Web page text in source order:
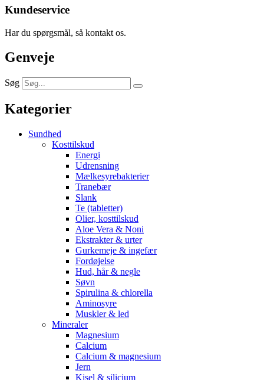
Kundeservice
Har du spørgsmål, så kontakt os.
Genveje
Søg
Kategorier
Sundhed
Kosttilskud
Energi
Udrensning
Mælkesyrebakterier
Tranebær
Slank
Te (tabletter)
Olier, kosttilskud
Aloe Vera & Noni
Ekstrakter & urter
Gurkemeje & ingefær
Fordøjelse
Hud, hår & negle
Søvn
Spirulina & chlorella
Aminosyre
Muskler & led
Mineraler
Magnesium
Calcium
Calcium & magnesium
Jern
Kisel & silicium